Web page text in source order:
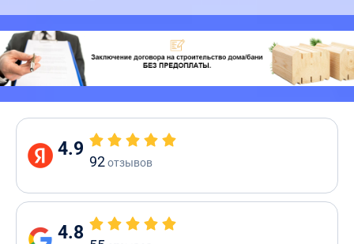
4.9
92отзывов
4.8